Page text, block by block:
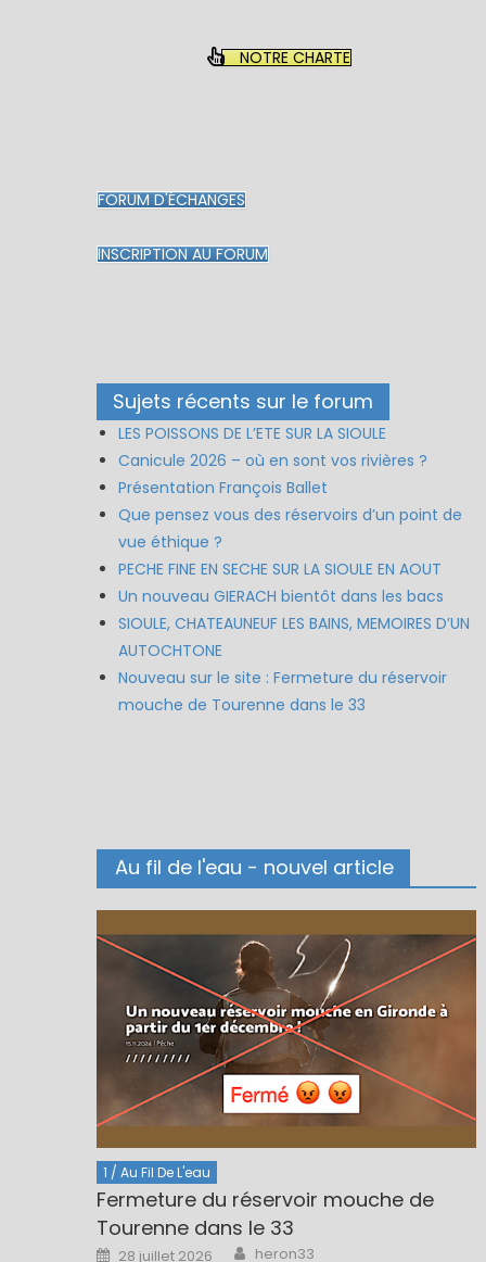
NOTRE CHARTE
FORUM D'ÉCHANGES
INSCRIPTION AU FORUM
Sujets récents sur le forum
LES POISSONS DE L’ETE SUR LA SIOULE
Canicule 2026 – où en sont vos rivières ?
Présentation François Ballet
Que pensez vous des réservoirs d’un point de
vue éthique ?
PECHE FINE EN SECHE SUR LA SIOULE EN AOUT
Un nouveau GIERACH bientôt dans les bacs
SIOULE, CHATEAUNEUF LES BAINS, MEMOIRES D’UN
AUTOCHTONE
Nouveau sur le site : Fermeture du réservoir
mouche de Tourenne dans le 33
Au fil de l'eau - nouvel article
1 / Au Fil De L'eau
Fermeture du réservoir mouche de
Tourenne dans le 33
Posted
28 juillet 2026 Author
heron33